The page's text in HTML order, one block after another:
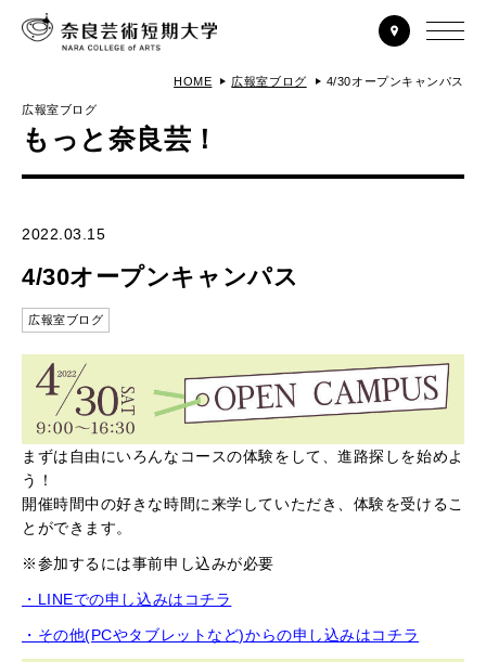
HOME 広報室ブログ 4/30オープンキャンパス
広報室ブログ
もっと奈良芸！
2022.03.15
4/30オープンキャンパス
広報室ブログ
まずは自由にいろんなコースの体験をして、進路探しを始めよ
う！
開催時間中の好きな時間に来学していただき、体験を受けるこ
とができます。
※参加するには事前申し込みが必要
・LINEでの申し込みはコチラ
・その他(PCやタブレットなど)からの申し込みはコチラ